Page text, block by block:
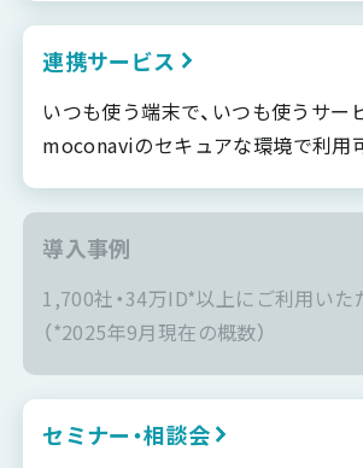
連携サービス
いつも使う端末で、いつも使うサー
moconaviのセキュアな環境で利用
導入事例
1,700社・34万ID*以上にご利用い
（*2025年9月現在の概数）
セミナー・相談会